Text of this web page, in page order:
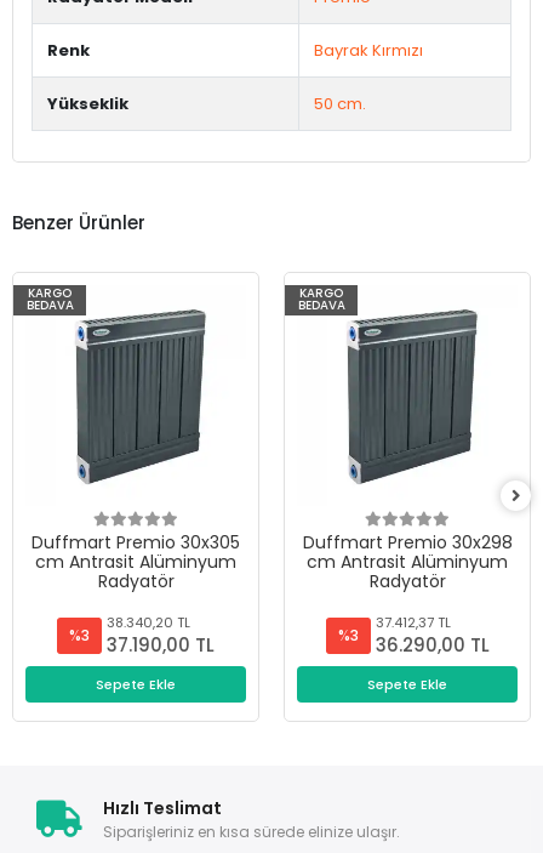
Renk Bayrak Kırmızı
Yükseklik 50 cm.
Benzer Ürünler
KARGO
BEDAVA
Duffmart Premio 30x305
cm Antrasit Alüminyum
Radyatör
%3
38.340,20 TL
37.190,00 TL
Sepete Ekle
KARGO
BEDAVA
Duffmart Premio 30x298
cm Antrasit Alüminyum
Radyatör
%3
37.412,37 TL
36.290,00 TL
Sepete Ekle
Hızlı Teslimat
Siparişleriniz en kısa sürede elinize ulaşır.